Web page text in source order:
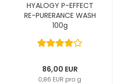
HYALOGY P-EFFECT
RE-PURERANCE WASH
100g
86,00 EUR
0,86 EUR pro g